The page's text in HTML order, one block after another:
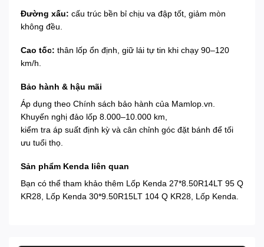
Đường xấu: cấu trúc bền bỉ chịu va đập tốt, giảm mòn
không đều.
Cao tốc: thân lốp ổn định, giữ lái tự tin khi chạy 90–120
km/h.
Bảo hành & hậu mãi
Áp dụng theo Chính sách bảo hành của Mamlop.vn.
Khuyến nghị đảo lốp 8.000–10.000 km,
kiểm tra áp suất định kỳ và cân chỉnh góc đặt bánh để tối
ưu tuổi thọ.
Sản phẩm Kenda liên quan
Bạn có thể tham khảo thêm Lốp Kenda 27*8.50R14LT 95 Q
KR28, Lốp Kenda 30*9.50R15LT 104 Q KR28, Lốp Kenda.